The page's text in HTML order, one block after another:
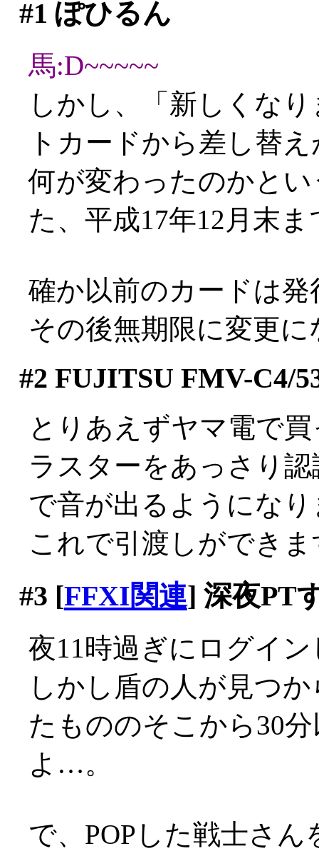
#1 ぽひるん
馬:D~~~~~
しかし、「新しくな
トカードから差し替
何が変わったのかと
た、平成17年12月末ま
確か以前のカードは
その後無期限に変更
#2 FUJITSU FMV-C4/
とりあえずヤマ電で
ラスターをあっさり認
で音が出るようにな
これで引渡しができ
#3 [FFXI関連] 深夜PT
夜11時過ぎにログイ
しかし盾の人が見つ
たもののそこから30
よ…。
で、POPした戦士さ